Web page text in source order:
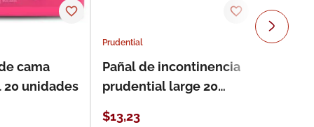
cama
unidades
Prudential
Pañal de incontinencia
prudential large 20
$13,23